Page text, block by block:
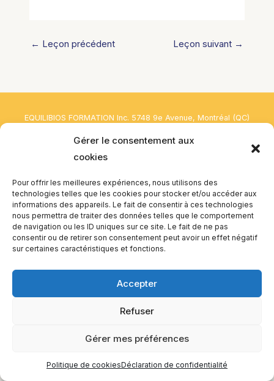
Gérer le consentement aux
cookies
Pour offrir les meilleures expériences, nous utilisons des
technologies telles que les cookies pour stocker et/ou accéder aux
informations des appareils. Le fait de consentir à ces technologies
nous permettra de traiter des données telles que le comportement
de navigation ou les ID uniques sur ce site. Le fait de ne pas
consentir ou de retirer son consentement peut avoir un effet négatif
sur certaines caractéristiques et fonctions.
Accepter
Refuser
Gérer mes préférences
Politique de cookiesDéclaration de confidentialité
← Leçon précédent Leçon suivant →
EQUILIBIOS FORMATION Inc. 5748 9e Avenue, Montréal (QC)